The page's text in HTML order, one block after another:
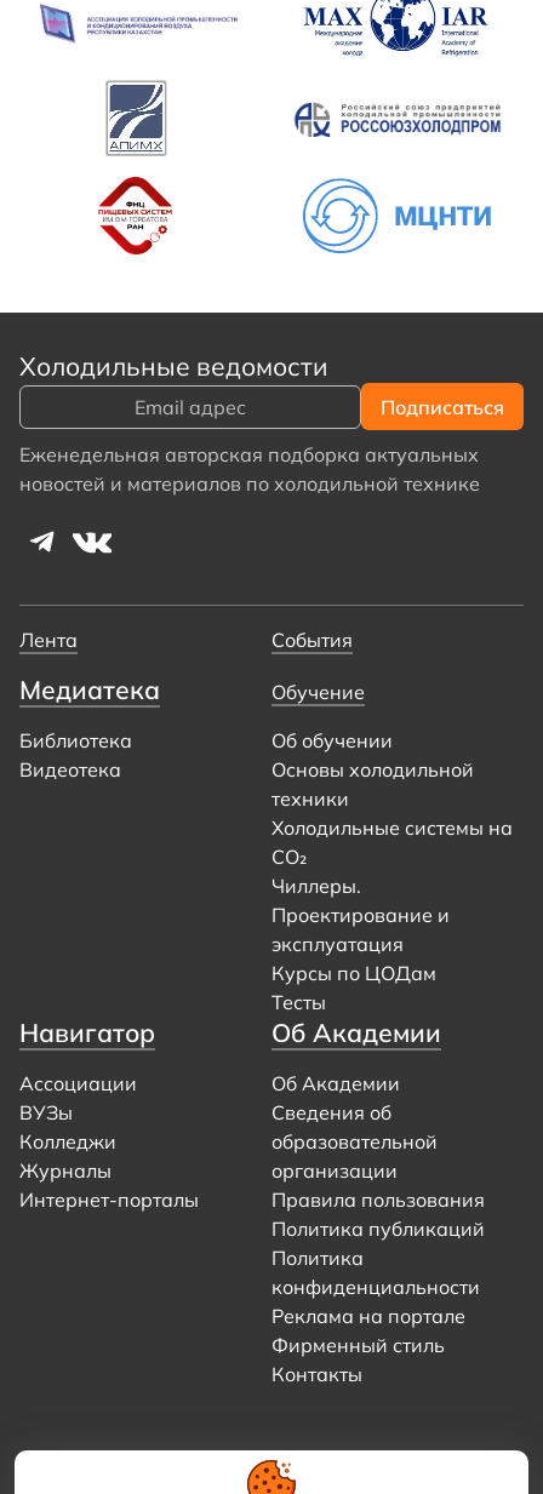
Холодильные ведомости
Еженедельная авторская подборка актуальных
новостей и материалов по холодильной технике
Лента События
Медиатека
Библиотека
Видеотека
Обучение
Об обучении
Основы холодильной
техники
Холодильные системы на
CO₂
Чиллеры.
Проектирование и
эксплуатация
Курсы по ЦОДам
Тесты
Навигатор
Ассоциации
ВУЗы
Колледжи
Журналы
Интернет-порталы
Об Академии
Об Академии
Сведения об
образовательной
организации
Правила пользования
Политика публикаций
Политика
конфиденциальности
Реклама на портале
Фирменный стиль
Контакты